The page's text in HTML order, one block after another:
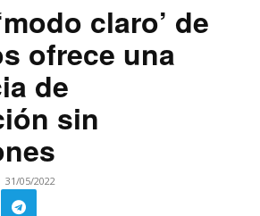
claro’ de
ofrece una
de
sin
31/05/2022